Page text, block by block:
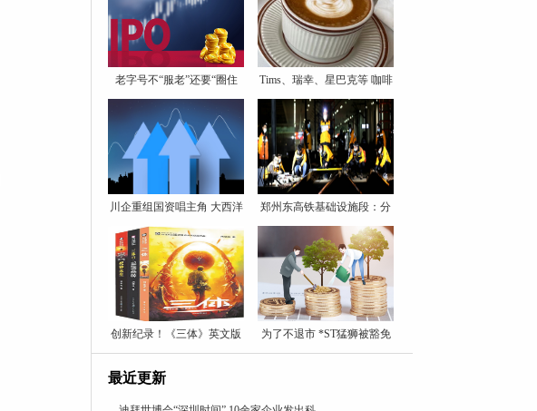
老字号不“服老”还要“圈住 Tims、瑞幸、星巴克等 咖啡
川企重组国资唱主角 大西洋
郑州东高铁基础设施段：分
片
创新纪录！《三体》英文版
近
为了不退市 *ST猛狮被豁免
最近更新